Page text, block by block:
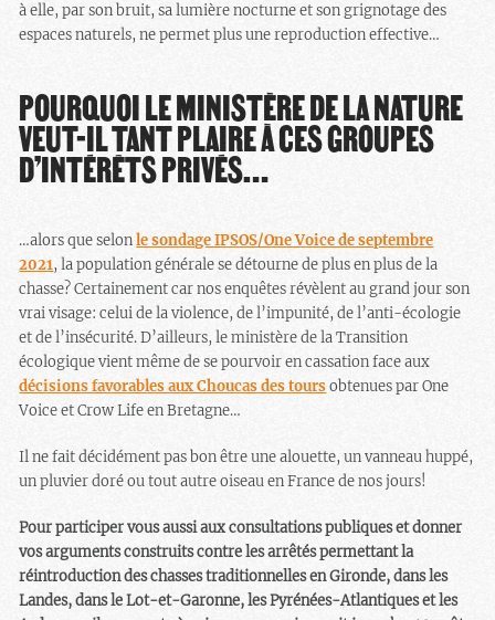
à elle, par son bruit, sa lumière nocturne et son grignotage des
espaces naturels, ne permet plus une reproduction effective…
POURQUOI LE MINISTÈRE DE LA NATURE
VEUT-IL TANT PLAIRE À CES GROUPES
D’INTÉRÊTS PRIVÉS…
…alors que selonle sondage IPSOS/One Voice de septembre
2021, la population générale se détourne de plus en plus de la
chasse? Certainement car nos enquêtes révèlent au grand jour son
vrai visage: celui de la violence, de l’impunité, de l’anti-écologie
et de l’insécurité. D’ailleurs, le ministère de la Transition
écologique vient même de se pourvoir en cassation face aux
décisions favorables aux Choucas des toursobtenues par One
Voice et Crow Life en Bretagne…
Il ne fait décidément pas bon être une alouette, un vanneau huppé,
un pluvier doré ou tout autre oiseau en France de nos jours!
Pour participer vous aussi aux consultations publiques et donner
vos arguments construits contre les arrêtés permettant la
réintroduction des chasses traditionnelles en Gironde, dans les
Landes, dans le Lot-et-Garonne, les Pyrénées-Atlantiques et les